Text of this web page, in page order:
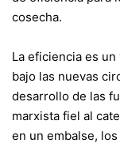
cosecha.
La eficiencia es
bajo las nuevas
desarrollo de las
marxista fiel al
en un embalse,